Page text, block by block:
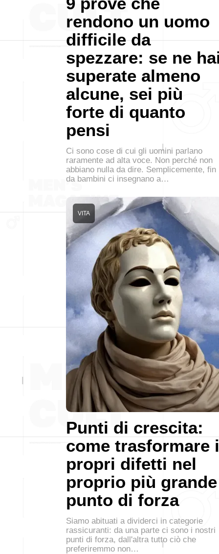
rendono un uomo
difficile da
spezzare: se ne
superate almeno
alcune, sei più
forte di quanto
pensi
Ci sono cose di cui gli uomini parlano
raramente ad alta voce. Non perché non
abbiano nulla da dire. Semplicemente, fin
da bambini ci insegnano a…
Punti di crescita:
come trasformare i
propri difetti nel
proprio più grande
punto di forza
VITA
Siamo abituati a dividerci in categorie
rassicuranti: da una parte ci sono i nostri
punti di forza, dall'altra tutto ciò che
preferiremmo non…